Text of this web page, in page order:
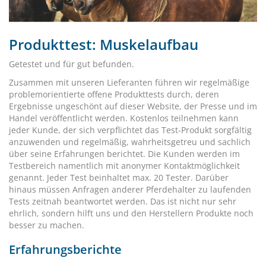
Produkttest: Muskelaufbau
Getestet und für gut befunden.
Zusammen mit unseren Lieferanten führen wir regelmäßige
problemorientierte offene Produkttests durch, deren
Ergebnisse ungeschönt auf dieser Website, der Presse und im
Handel veröffentlicht werden. Kostenlos teilnehmen kann
jeder Kunde, der sich verpflichtet das Test-Produkt sorgfältig
anzuwenden und regelmäßig, wahrheitsgetreu und sachlich
über seine Erfahrungen berichtet. Die Kunden werden im
Testbereich namentlich mit anonymer Kontaktmöglichkeit
genannt. Jeder Test beinhaltet max. 20 Tester. Darüber
hinaus müssen Anfragen anderer Pferdehalter zu laufenden
Tests zeitnah beantwortet werden. Das ist nicht nur sehr
ehrlich, sondern hilft uns und den Herstellern Produkte noch
besser zu machen.
Erfahrungsberichte